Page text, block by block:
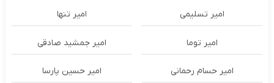
امیر تسلیمی امیر تنها
امیر توما امیر جمشید صادقی
امیر حسام رحمانی امیر حسین پارسا